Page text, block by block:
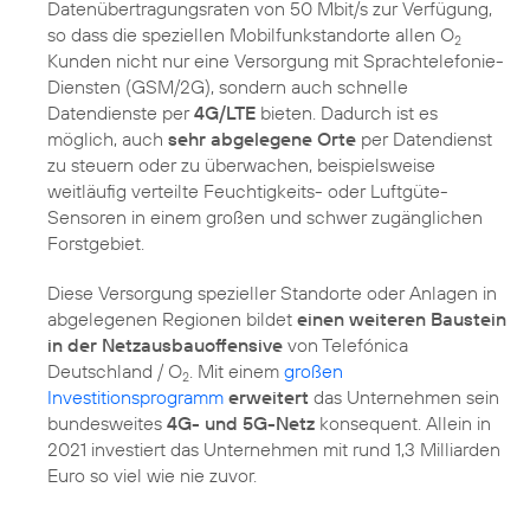
Datenübertragungsraten von 50 Mbit/s zur Verfügung,
so dass die speziellen Mobilfunkstandorte allen O2
Kunden nicht nur eine Versorgung mit Sprachtelefonie-
Diensten (GSM/2G), sondern auch schnelle
Datendienste per4G/LTE bieten. Dadurch ist es
möglich, auch sehr abgelegene Orte per Datendienst
zu steuern oder zu überwachen, beispielsweise
weitläufig verteilte Feuchtigkeits- oder Luftgüte-
Sensoren in einem großen und schwer zugänglichen
Diese Versorgung spezieller Standorte oder Anlagen in
abgelegenen Regionen bildet einen weiteren Baustein
in der Netzausbauoffensive von Telefónica
Deutschland / O2 . Mit einem großen
Investitionsprogramm erweitert das Unternehmen sein
bundesweites 4G- und 5G-Netz konsequent. Allein in
2021 investiert das Unternehmen mit rund 1,3 Milliarden
Euro so viel wie nie zuvor.